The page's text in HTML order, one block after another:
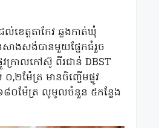
េត្តតាកែវ ឆ្លងកាត់ឃុំ
ាងសង់បានមួយផ្នែកធំរួច
ក្រាលកៅស៊ូ ពីរជាន់ DBST
២ម៉ែត្រ មានចិញ្ចើមផ្លូវ
៦៨០ម៉ែត្រ លូមូលចំនួន ៥កន្លែង